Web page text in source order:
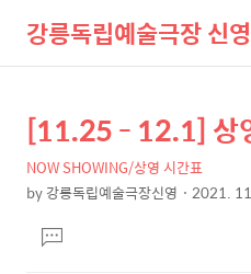
강릉독립예술극장 신영
상
세
컨
텐
츠
본
문
제
목
[11.25 - 12.1] 상
NOW SHOWING/상영 시간표
by강릉독립예술극장신영 2021.
문댓
글